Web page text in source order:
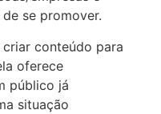
se promover.
conteúdo para
oferece
público já
situação